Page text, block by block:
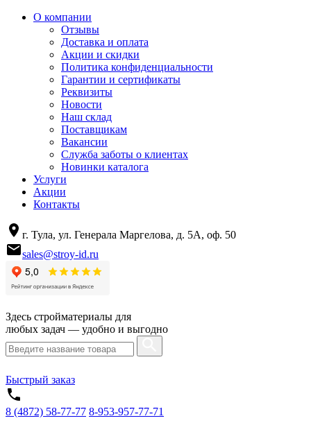
О компании
Отзывы
Доставка и оплата
Акции и скидки
Политика конфиденциальности
Гарантии и сертификаты
Реквизиты
Новости
Наш склад
Поставщикам
Вакансии
Служба заботы о клиентах
Новинки каталога
Услуги
Акции
Контакты
г. Тула, ул. Генерала Маргелова, д. 5А, оф. 50
sales@stroy-id.ru
Здесь стройматериалы для
любых задач — удобно и выгодно
Быстрый заказ
8 (4872) 58-77-77 8-953-957-77-71